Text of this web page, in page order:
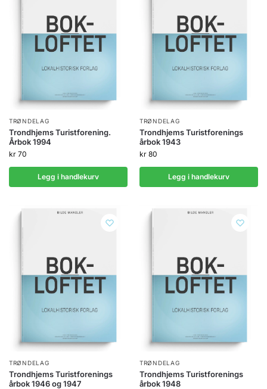
TRØNDELAG
Trondhjems Turistforening.
Årbok 1994
kr 70
Legg i handlekurv
TRØNDELAG
Trondhjems Turistforenings
årbok 1943
kr 80
Legg i handlekurv
TRØNDELAG
Trondhjems Turistforenings
årbok 1946 og 1947
TRØNDELAG
Trondhjems Turistforenings
årbok 1948